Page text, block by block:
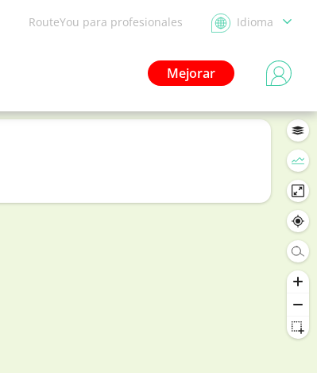
RouteYou para profesionales Idioma
Mejorar